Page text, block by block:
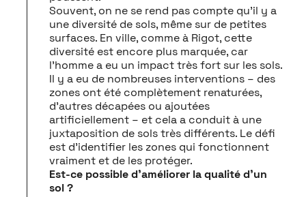
Souvent, on ne se rend pas compte qu’il y a
une diversité de sols, même sur de petites
surfaces. En ville, comme à Rigot, cette
diversité est encore plus marquée, car
l’homme a eu un impact très fort sur les sols.
Il y a eu de nombreuses interventions – des
zones ont été complètement renaturées,
d’autres décapées ou ajoutées
artificiellement – et cela a conduit à une
juxtaposition de sols très différents. Le défi
est d’identifier les zones qui fonctionnent
vraiment et de les protéger.
Est-ce possible d’améliorer la qualité d’un
sol ?